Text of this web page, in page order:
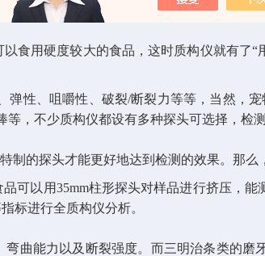
用硬度较大的食品，这时质构仪就有了
性、咀嚼性、破裂/断裂力等等，当然，
，不少质构仪都设有多种探头可选择，检
的探头才能更好地达到检测的效果。那么
以用35mm柱形探头对样品进行挤压，能
标进行全质构仪分析。
能力以及断裂强度。而三明治条类的磨